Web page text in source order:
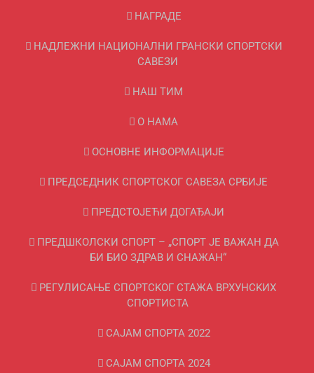
НАГРАДЕ
НАДЛЕЖНИ НАЦИОНАЛНИ ГРАНСКИ СПОРТСКИ
САВЕЗИ
НАШ ТИМ
О НАМА
ОСНОВНЕ ИНФОРМАЦИЈЕ
ПРЕДСЕДНИК СПОРТСКОГ САВЕЗА СРБИЈЕ
ПРЕДСТОЈЕЋИ ДОГАЂАЈИ
ПРЕДШКОЛСКИ СПОРТ – „СПОРТ ЈЕ ВАЖАН ДА
БИ БИО ЗДРАВ И СНАЖАН“
РЕГУЛИСАЊЕ СПОРТСKОГ СТАЖА ВРХУНСKИХ
СПОРТИСТА
САЈАМ СПОРТА 2022
САЈАМ СПОРТА 2024